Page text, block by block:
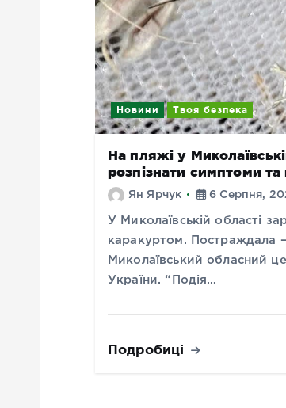
Новини Твоя безпека
На пляжі у
розпізнати симптоми та
Ян Ярчук 6 Серпня,
У Миколаївській області
каракуртом. Постраждала
Миколаївський обласний
України. “Подія…
Подробиці